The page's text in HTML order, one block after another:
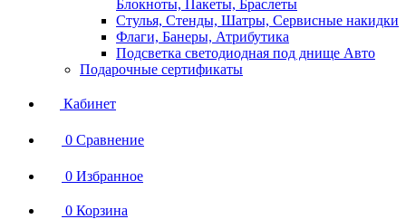
Блокноты, Пакеты, Браслеты
Стулья, Стенды, Шатры, Сервисные накидки
Флаги, Банеры, Атрибутика
Подсветка светодиодная под днище Авто
Подарочные сертификаты
Кабинет
0 Сравнение
0 Избранное
0 Корзина